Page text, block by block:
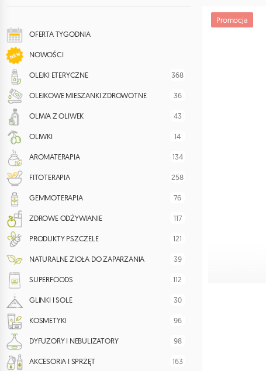
OFERTA TYGODNIA
NOWOŚCI
OLEJKI ETERYCZNE 368
OLEJKOWE MIESZANKI ZDROWOTNE 36
OLIWA Z OLIWEK 43
OLIWKI 14
AROMATERAPIA 134
FITOTERAPIA 258
GEMMOTERAPIA 76
ZDROWE ODŻYWIANIE 117
PRODUKTY PSZCZELE 121
NATURALNE ZIOŁA DO ZAPARZANIA 39
SUPERFOODS 112
GLINKI I SOLE 30
KOSMETYKI 96
DYFUZORY I NEBULIZATORY 98
AKCESORIA I SPRZĘT 163
Promocja